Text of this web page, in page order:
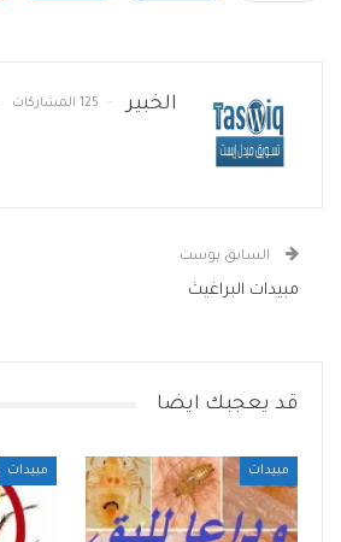
الخبير 125 المشاركات
السابق بوست
مبيدات البراغيث
قد يعجبك ايضا
مبيدات مبيدات